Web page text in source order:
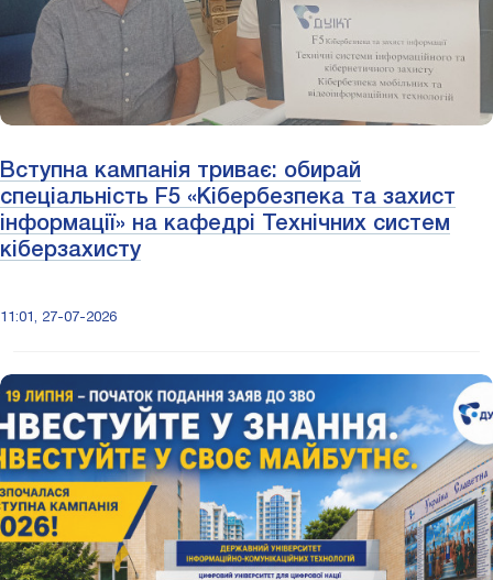
Вступна кампанія триває: обирай
спеціальність F5 «Кібербезпека та захист
інформації» на кафедрі Технічних систем
кіберзахисту
11:01, 27-07-2026